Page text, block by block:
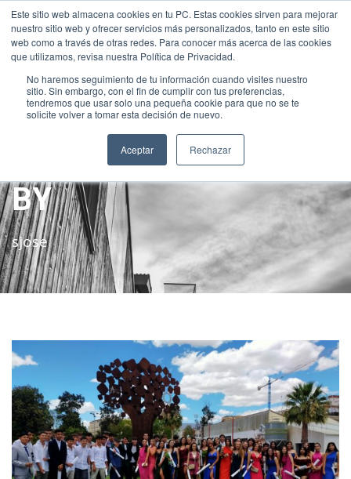
Este sitio web almacena cookies en tu PC. Estas cookies sirven para mejorar
nuestro sitio web y ofrecer servicios más personalizados, tanto en este sitio
web como a través de otras redes. Para conocer más acerca de las cookies
que utilizamos, revisa nuestra Política de Privacidad.
No haremos seguimiento de tu información cuando visites nuestro
sitio. Sin embargo, con el fin de cumplir con tus preferencias,
tendremos que usar solo una pequeña cookie para que no se te
solicite volver a tomar esta decisión de nuevo.
Aceptar Rechazar
INTRANET|ALEXIA|MOODLE|NEW INTRANET
+34 952 30 51 00
sanjose@fundacionloyola.es
BY
sjose